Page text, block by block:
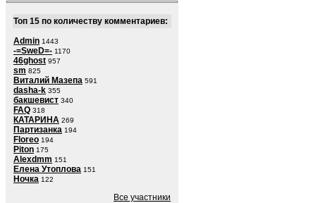
Топ 15 по количеству комментариев:
Admin 1443
-=SweD=- 1170
46ghost 957
sm 825
Виталий Мазепа 591
dasha-k 355
бакшевист 340
FAQ 318
КАТАРИНА 269
Партизанка 194
Floreo 194
Piton 175
Alexdmm 151
Елена Утоплова 151
Ночка 122
Все участники